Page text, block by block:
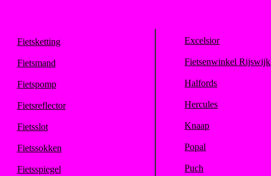
Fietsketting
Fietsmand
Fietspomp
Fietsreflector
Fietsslot
Fietssokken
Fietsspiegel
Excelsior
Fietsenwinkel Rijswijk
Halfords
Hercules
Knaap
Popal
Puch